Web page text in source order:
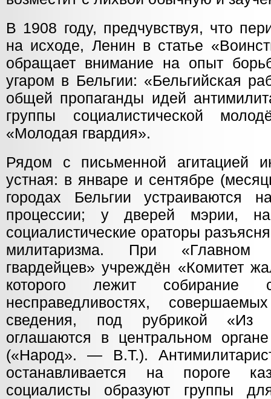
В 1908 году, предчувствуя, что
на исходе, Ленин в статье
обращает внимание на опыт
угаром в Бельгии: «Бельгийская
общей пропаганды идей
группы социалистической
«Молодая гвардия».
Рядом с письменной агитацией
устная: в январе и сентябре
городах Бельгии устраиваются
процессии; у дверей мэрии, на
социалистические ораторы
милитаризма. При «Главном
гвардейцев» учреждён «Комитет
которого лежит
несправедливостях,
сведения, под рубрикой «Из
оглашаются в центральном
(«Народ». — В.Т.).
останавливается на пороге
социалисты образуют группы